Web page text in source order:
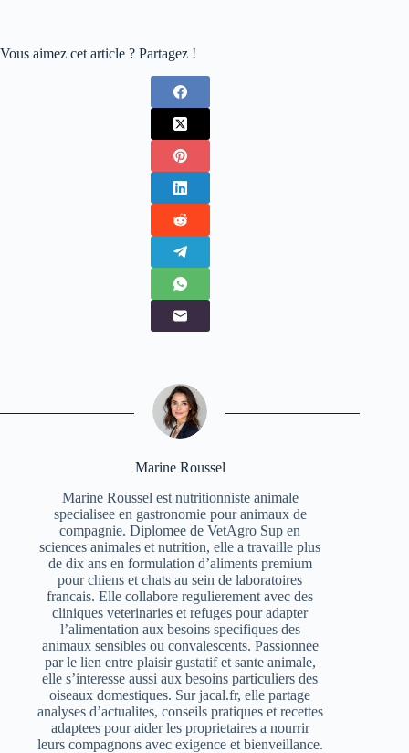
Vous aimez cet article ? Partagez !
Marine Roussel
Marine Roussel est nutritionniste animale
specialisee en gastronomie pour animaux de
compagnie. Diplomee de VetAgro Sup en
sciences animales et nutrition, elle a travaille plus
de dix ans en formulation d’aliments premium
pour chiens et chats au sein de laboratoires
francais. Elle collabore regulierement avec des
cliniques veterinaries et refuges pour adapter
l’alimentation aux besoins specifiques des
animaux sensibles ou convalescents. Passionnee
par le lien entre plaisir gustatif et sante animale,
elle s’interesse aussi aux besoins particuliers des
oiseaux domestiques. Sur jacal.fr, elle partage
analyses d’actualites, conseils pratiques et recettes
adaptees pour aider les proprietaires a nourrir
leurs compagnons avec exigence et bienveillance.